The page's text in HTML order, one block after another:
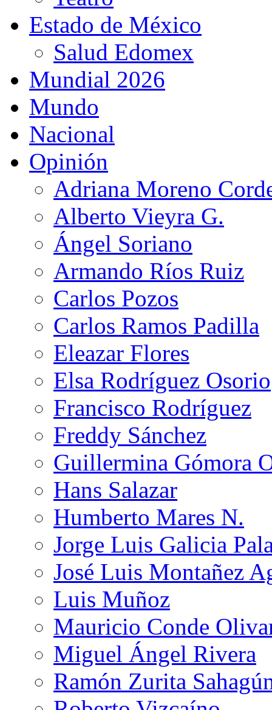
Estado de México
Salud Edomex
Mundial 2026
Mundo
Nacional
Opinión
Adriana Moreno
Alberto Vieyra G.
Ángel Soriano
Armando Ríos Ruiz
Carlos Pozos
Carlos Ramos Padilla
Eleazar Flores
Elsa Rodríguez Osorio
Francisco Rodríguez
Freddy Sánchez
Guillermina Gómora
Hans Salazar
Humberto Mares N.
Jorge Luis Galicia
José Luis Montañez
Luis Muñoz
Mauricio Conde
Miguel Ángel Rivera
Ramón Zurita